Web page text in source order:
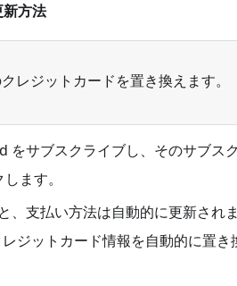
新方法
レジットカードを置き換えます。
サブスクライブし、そのサブス
ます。
、支払い方法は自動的に更新され
ジットカード情報を自動的に置き